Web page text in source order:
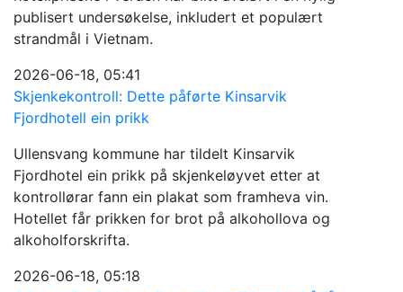
publisert undersøkelse, inkludert et populært
strandmål i Vietnam.
2026-06-18, 05:41
Skjenkekontroll: Dette påførte Kinsarvik
Fjordhotell ein prikk
Ullensvang kommune har tildelt Kinsarvik
Fjordhotel ein prikk på skjenkeløyvet etter at
kontrollørar fann ein plakat som framheva vin.
Hotellet får prikken for brot på alkohollova og
alkoholforskrifta.
2026-06-18, 05:18